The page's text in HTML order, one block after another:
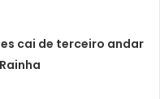
cai de terceiro andar